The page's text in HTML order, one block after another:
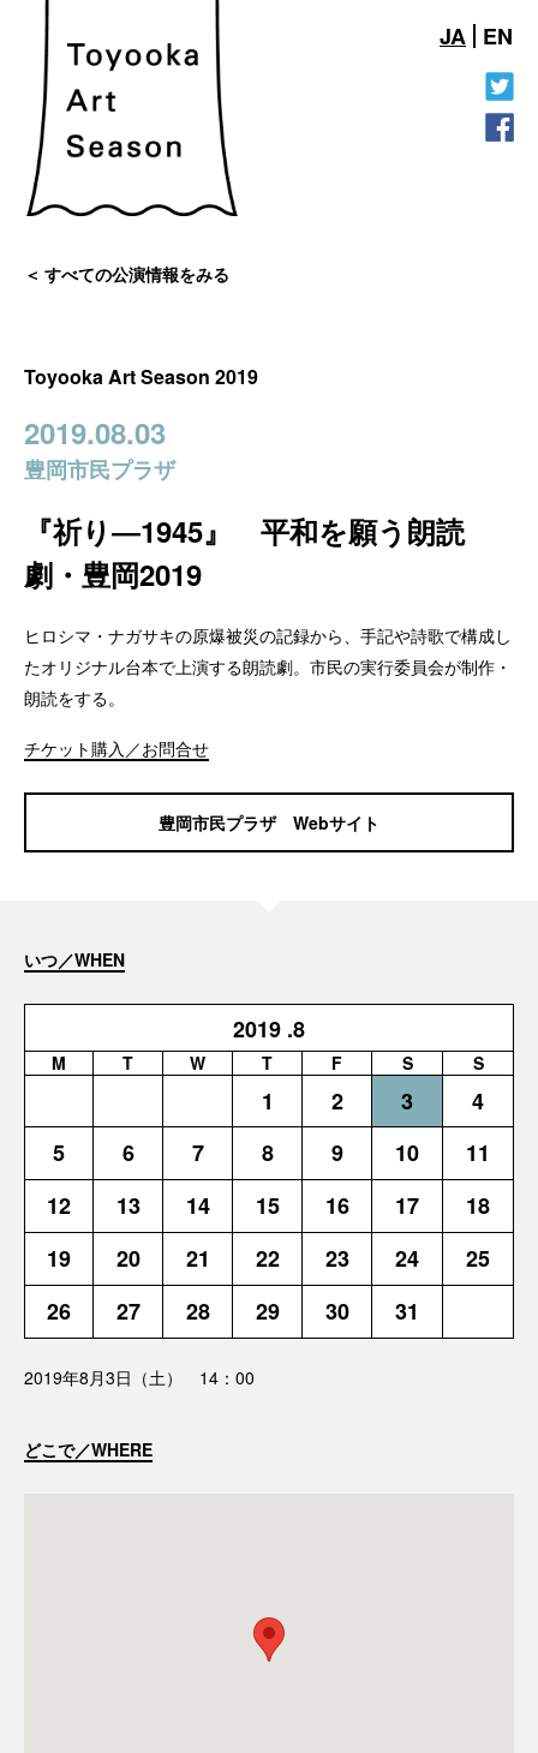
JA EN
すべての公演情報をみる
Toyooka Art Season 2019
2019.08.03
豊岡市民プラザ
『祈り―1945』 平和を願う朗読
劇・豊岡2019
ヒロシマ・ナガサキの原爆被災の記録から、手記や詩歌で構成し
たオリジナル台本で上演する朗読劇。市民の実行委員会が制作・
朗読をする。
チケット購入／お問合せ
豊岡市民プラザ Webサイト
いつ／WHEN
2019 .8
M T W T F S S
1 2 3
4
5
6 7 8 9 10
11
12
13 14 15 16 17
18
19
20 21 22 23 24
25
26
27 28 29 30 31
2019年8月3日（土） 14：00
どこで／WHERE